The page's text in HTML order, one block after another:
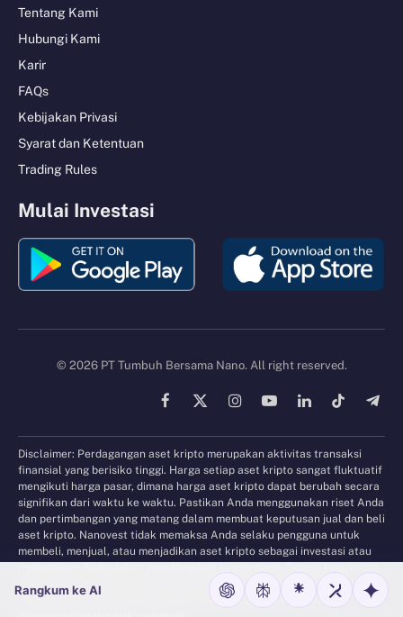
Tentang Kami
Hubungi Kami
Karir
FAQs
Kebijakan Privasi
Syarat dan Ketentuan
Trading Rules
Mulai Investasi
© 2026 PT Tumbuh Bersama Nano. All right reserved.
Facebook
X
InstagramYouTubeLinkedInTikTok
Disclaimer: Perdagangan aset kripto merupakan aktivitas transaksi
finansial yang berisiko tinggi. Harga setiap aset kripto sangat fluktuatif
mengikuti harga pasar, dimana harga aset kripto dapat berubah secara
signifikan dari waktu ke waktu. Pastikan Anda menggunakan riset Anda
dan pertimbangan yang matang dalam membuat keputusan jual dan beli
aset kripto. Nanovest tidak memaksa Anda selaku pengguna untuk
membeli, menjual, atau menjadikan aset kripto sebagai investasi atau
dalam menjalankan transaksi aset kripto pada aplikasi Nanovest
merupakan keputusan Anda sendiri selaku pengguna dan tidak
Rangkum ke AI